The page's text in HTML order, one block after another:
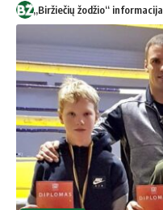
„Biržiečių žodžio“ informacija